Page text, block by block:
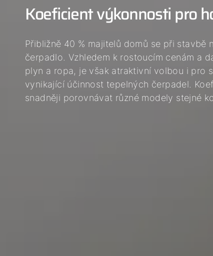
Koeficient výkonnosti pro
Přibližně 40 % majitelů domů se při
čerpadlo. Vzhledem k rostoucím cenám a
plyn a ropa, je však atraktivní volbou i pro
vynikající účinnost tepelných čerpadel.
snadněji porovnávat různé modely stejné